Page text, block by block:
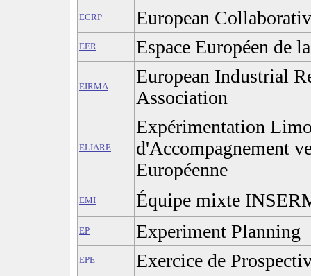
ECRP European
EER Espace Européen de
EIRMA
European Industrial
Association
ELIARE
Expérimentation
d'Accompagnement
Européenne
EMI Équipe mixte
EP Experiment Planning
EPE Exercice de